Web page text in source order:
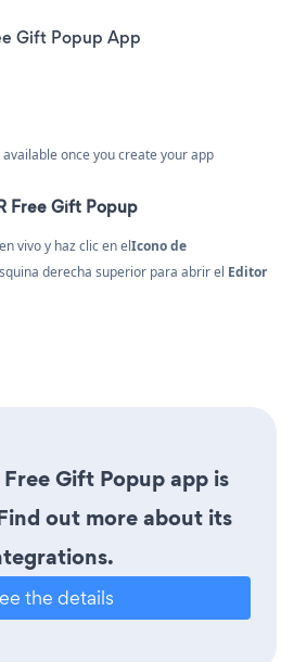
Gift Popup App
once you create your app
Free Gift Popup
vivo y haz clic en elIcono de
derecha superior para abrir el Editor
Gift Popup app is
out more about its
the details